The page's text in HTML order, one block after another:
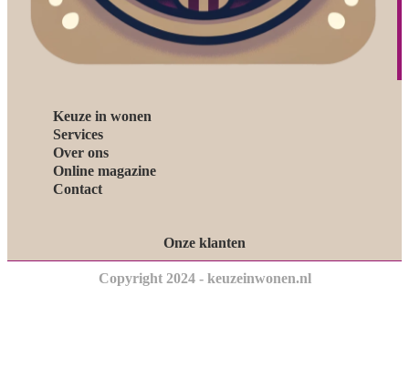
Keuze in wonen
Services
Over ons
Online magazine
Contact
Onze klanten
Copyright 2024 - keuzeinwonen.nl